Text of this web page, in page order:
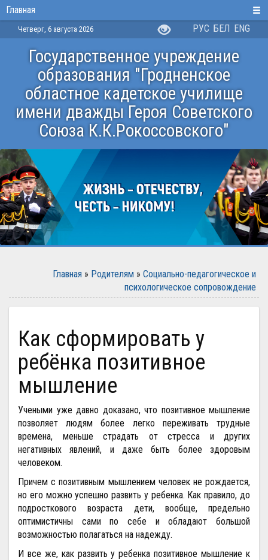
Четверг, 6 августа 2026 РУС БЕЛ ENG
Государственное учреждение
образования "Гродненское
областное кадетское училище
имени дважды Героя Советского
Союза К.К.Рокоссовского"
Главная
Главная » Родителям » Социально-педагогическое и
психологическое сопровождение
Как сформировать у
ребёнка позитивное
мышление
Учеными уже давно доказано, что позитивное мышление
позволяет людям более легко переживать трудные
времена, меньше страдать от стресса и других
негативных явлений, и даже быть более здоровым
человеком.
Причем с позитивным мышлением человек не рождается,
но его можно успешно развить у ребенка. Как правило, до
подросткового возраста дети, вообще, предельно
оптимистичны сами по себе и обладают большой
возможностью полагаться на надежду.
И все же, как развить у ребенка позитивное мышление к